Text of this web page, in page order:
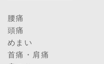
腰痛
頭痛
めまい
首痛・肩痛